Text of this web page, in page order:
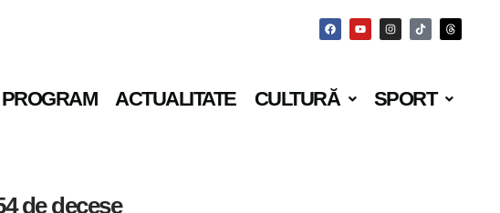
PROGRAM ACTUALITATE CULTURĂ SPORT
de decese